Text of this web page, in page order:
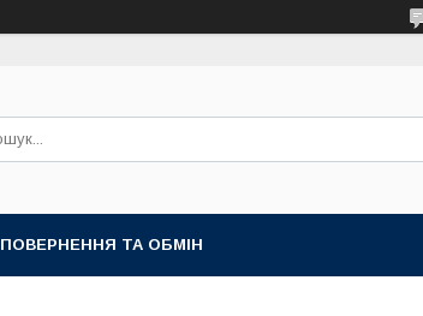
ПОВЕРНЕННЯ ТА ОБМІН